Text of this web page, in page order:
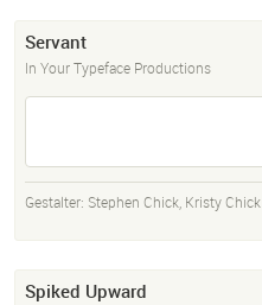
Servant
In Your Typeface Productions
Gestalter: Stephen Chick, Kristy Chick
Spiked Upward